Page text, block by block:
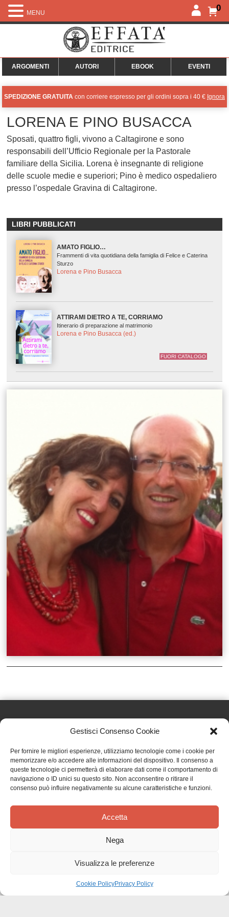
Gestisci Consenso Cookie
Per fornire le migliori esperienze, utilizziamo tecnologie come i cookie per
memorizzare e/o accedere alle informazioni del dispositivo. Il consenso a
queste tecnologie ci permetterà di elaborare dati come il comportamento di
navigazione o ID unici su questo sito. Non acconsentire o ritirare il
consenso può influire negativamente su alcune caratteristiche e funzioni.
Accetta
Nega
Visualizza le preferenze
Cookie PolicyPrivacy Policy
0
ARGOMENTI AUTORI EBOOK EVENTI
SPEDIZIONE GRATUITA con corriere espresso per gli ordini sopra i 40 € Ignora
LORENA E PINO BUSACCA
Sposati, quattro figli, vivono a Caltagirone e sono
responsabili dell’Ufficio Regionale per la Pastorale
familiare della Sicilia. Lorena è insegnante di religione
delle scuole medie e superiori; Pino è medico ospedaliero
presso l’ospedale Gravina di Caltagirone.
LIBRI PUBBLICATI
AMATO FIGLIO…
Frammenti di vita quotidiana della famiglia di Felice e Caterina
Sturzo
Lorena e Pino Busacca
ATTIRAMI DIETRO A TE, CORRIAMO
Itinerario di preparazione al matrimonio
Lorena e Pino Busacca (ed.)
FUORI CATALOGO
Effatà Editrice di Pellegrino Paolo SAS
C.F. e P.IVA 09655250018
Via Tre Denti, 1 - 10060 Cantalupa (TO)
Telefono: (+39) 0121 353452 - Fax: (+39) 0121 353839
TERMINI E CONDIZIONI
MENU